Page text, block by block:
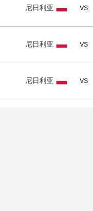
尼日利亚 VS
尼日利亚 VS
尼日利亚 VS